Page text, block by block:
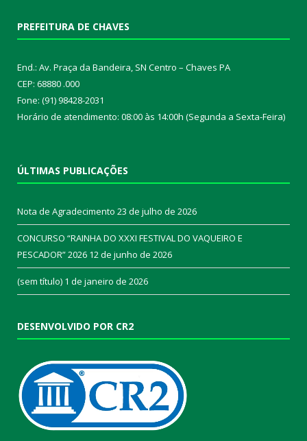
PREFEITURA DE CHAVES
End.: Av. Praça da Bandeira, SN Centro – Chaves PA
CEP: 68880 .000
Fone: (91) 98428-2031
Horário de atendimento: 08:00 às 14:00h (Segunda a Sexta-Feira)
ÚLTIMAS PUBLICAÇÕES
Nota de Agradecimento 23 de julho de 2026
CONCURSO “RAINHA DO XXXI FESTIVAL DO VAQUEIRO E
PESCADOR” 2026 12 de junho de 2026
(sem título) 1 de janeiro de 2026
DESENVOLVIDO POR CR2